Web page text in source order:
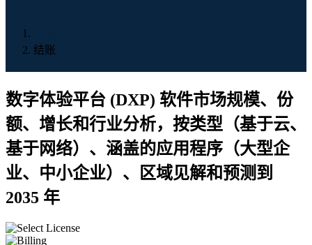
结账
数字体验平台 (DXP) 软件市场规模、份
额、增长和行业分析，按类型（基于云、
基于网络）、涵盖的应用程序（大型企
业、中小企业）、区域见解和预测到
2035 年